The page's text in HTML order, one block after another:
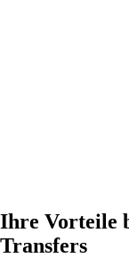
Ihre Vorteile
Transfers